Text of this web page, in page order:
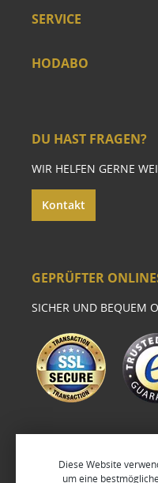
SERVICE
HODABO
DU HAST FRAGEN?
WIR HELFEN GERNE
Kontakt
GEPRÜFTER
SICHER UND BEQUEM
Diese Website
um eine